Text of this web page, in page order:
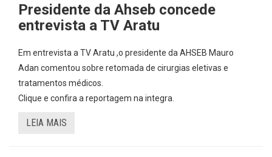
Presidente da Ahseb concede
entrevista a TV Aratu
Em entrevista a TV Aratu ,o presidente da AHSEB Mauro
Adan comentou sobre retomada de cirurgias eletivas e
tratamentos médicos.
Clique e confira a reportagem na integra.
LEIA MAIS